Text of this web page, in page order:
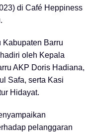
di Café Heppiness
Barru
oleh Kepala
AKP Doris Hadiana,
Safa, serta Kasi
Hidayat.
pelanggaran